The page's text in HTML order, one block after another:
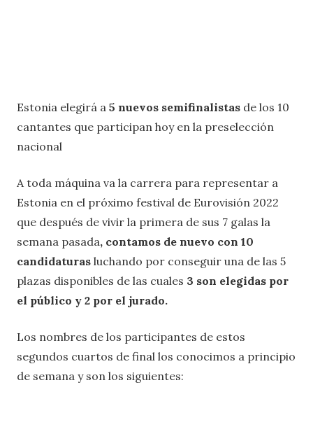
Estonia elegirá a 5 nuevos semifinalistas de los 10
cantantes que participan hoy en la preselección
nacional
A toda máquina va la carrera para representar a
Estonia en el próximo festival de Eurovisión 2022
que después de vivir la primera de sus 7 galas la
semana pasada, contamos de nuevo con 10
candidaturas luchando por conseguir una de las 5
plazas disponibles de las cuales 3 son elegidas por
el público y 2 por el jurado.
Los nombres de los participantes de estos
segundos cuartos de final los conocimos a principio
de semana y son los siguientes: